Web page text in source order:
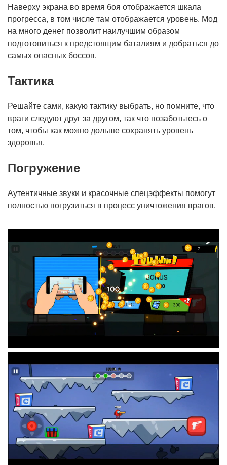
Наверху экрана во время боя отображается шкала
прогресса, в том числе там отображается уровень. Мод
на много денег позволит наилучшим образом
подготовиться к предстоящим баталиям и добраться до
самых опасных боссов.
Тактика
Решайте сами, какую тактику выбрать, но помните, что
враги следуют друг за другом, так что позаботьтесь о
том, чтобы как можно дольше сохранять уровень
здоровья.
Погружение
Аутентичные звуки и красочные спецэффекты помогут
полностью погрузиться в процесс уничтожения врагов.